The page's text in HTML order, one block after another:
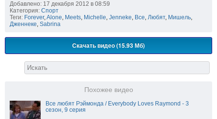
Добавлено: 17 декабря 2012 в 08:59
Категория: Спорт
Теги: Forever,Alone, Meets, Michelle, Jenneke, Все, Любят, Мишель,
Дженнеке, Sabrina
Скачать видео (15.93 Мб)
Похожее видео
Все любят Рэймонда / Everybody Loves Raymond - 3
сезон, 9 серия